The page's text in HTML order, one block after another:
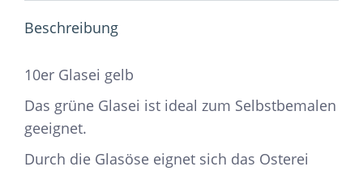
Beschreibung
10er Glasei gelb
Das grüne Glasei ist ideal zum Selbstbemalen
geeignet.
Durch die Glasöse eignet sich das Osterei